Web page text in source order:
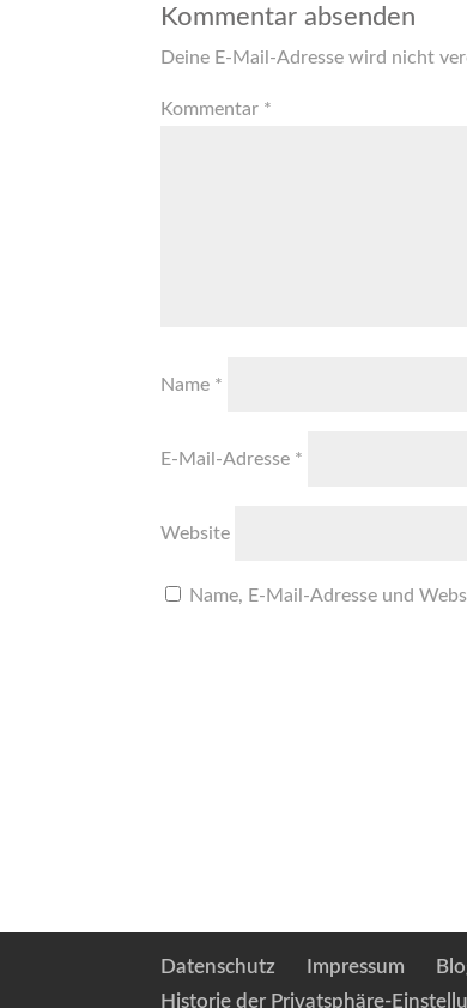
Kommentar absenden
Deine E-Mail-Adresse wird nicht
Kommentar *
Name *
E-Mail-Adresse *
Website
Name, E-Mail-Adresse und
Datenschutz Impressum
Historie der Privatsphäre-